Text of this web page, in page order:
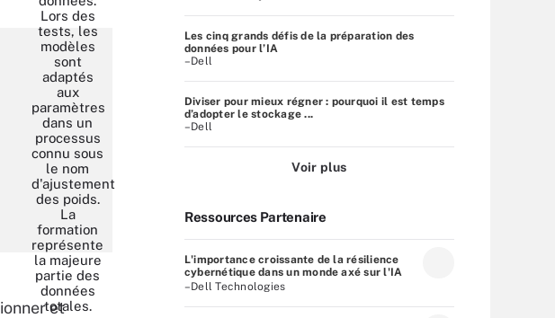
et
Lors des
tests, les
modèles
sont
adaptés
aux
paramètres
dans un
processus
connu sous
le nom
d'ajustement
des poids.
La
formation
représente
la majeure
partie des
données
totales.
Les cinq grands défis de la préparation des
données pour l’IA
–Dell
Diviser pour mieux régner : pourquoi il est temps
d’adopter le stockage ...
–Dell
Voir plus
Ressources Partenaire
L'importance croissante de la résilience
cybernétique dans un monde axé sur l'IA
–Dell Technologies